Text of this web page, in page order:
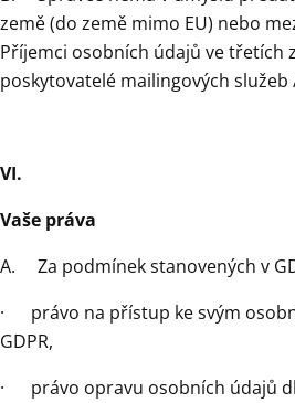
země (do země mimo EU) nebo
Příjemci osobních údajů ve třetích
poskytovatelé mailingových
VI.
Vaše práva
A. Za podmínek stanovených v
· právo na přístup ke svým
GDPR,
· právo opravu osobních údajů